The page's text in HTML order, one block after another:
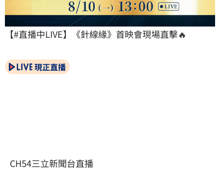
【#直播中LIVE】《針線緣》首映會現場直擊🔥
現正直播
CH54三立新聞台直播